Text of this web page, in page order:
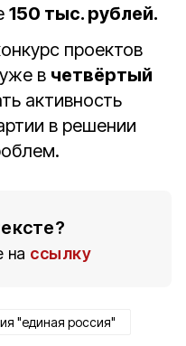
150 тыс. рублей.
проектов
в четвёртый
активность
в решении
на ссылку
"единая россия"